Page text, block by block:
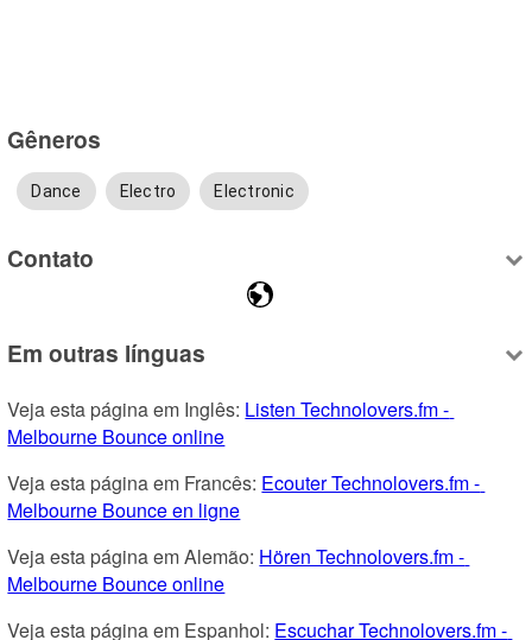
Gêneros
Dance Electro Electronic
Contato
Em outras línguas
Veja esta página em Inglês: Listen Technolovers.fm -
Melbourne Bounce online
Veja esta página em Francês: Ecouter Technolovers.fm -
Melbourne Bounce en ligne
Veja esta página em Alemão: Hören Technolovers.fm -
Melbourne Bounce online
Veja esta página em Espanhol: Escuchar Technolovers.fm -